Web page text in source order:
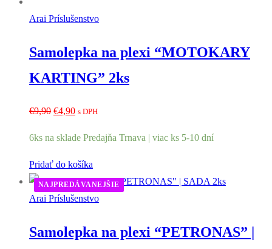
Arai Príslušenstvo
Samolepka na plexi “MOTOKARY
KARTING” 2ks
€9,90 Pôvodná
bola:
€9,90.
€4,90Aktuálna
je:
€4,90.
s DPH
6ks na sklade Predajňa Trnava | viac ks 5-10 dní
Pridať do košíka
Arai Príslušenstvo
NAJPREDÁVANEJŠIE
Samolepka na plexi “PETRONAS” |